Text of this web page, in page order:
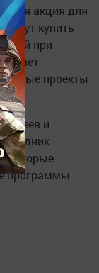
акция для
купить
при
проекты
и
программы